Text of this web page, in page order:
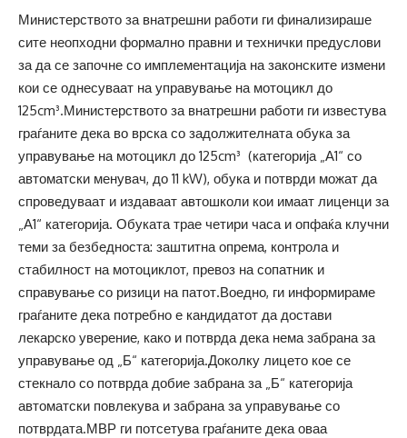
Министерството за внатрешни работи ги финализираше
сите неопходни формално правни и технички предуслови
за да се започне со имплементација на законските измени
кои се однесуваат на управување на мотоцикл до
125cm³.Министерството за внатрешни работи ги известува
граѓаните дека во врска со задолжителната обука за
управување на мотоцикл до 125cm³ (категорија „А1“ со
автоматски менувач, до 11 kW), обука и потврди можат да
спроведуваат и издаваат автошколи кои имаат лиценци за
„А1“ категорија. Обуката трае четири часа и опфаќа клучни
теми за безбедноста: заштитна опрема, контрола и
стабилност на мотоциклот, превоз на сопатник и
справување со ризици на патот.Воедно, ги информираме
граѓаните дека потребно е кандидатот да достави
лекарско уверение, како и потврда дека нема забрана за
управување од „Б“ категорија.Доколку лицето кое се
стекнало со потврда добие забрана за „Б“ категорија
автоматски повлекува и забрана за управување со
потврдата.МВР ги потсетува граѓаните дека оваа